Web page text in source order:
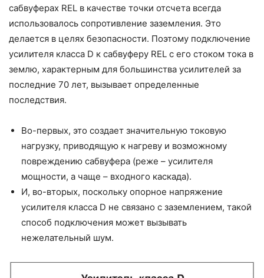
сабвуферах REL в качестве точки отсчета всегда
использовалось сопротивление заземления. Это
делается в целях безопасности. Поэтому подключение
усилителя класса D к сабвуферу REL с его стоком тока в
землю, характерным для большинства усилителей за
последние 70 лет, вызывает определенные
последствия.
Во-первых, это создает значительную токовую
нагрузку, приводящую к нагреву и возможному
повреждению сабвуфера (реже – усилителя
мощности, а чаще – входного каскада).
И, во-вторых, поскольку опорное напряжение
усилителя класса D не связано с заземлением, такой
способ подключения может вызывать
нежелательный шум.